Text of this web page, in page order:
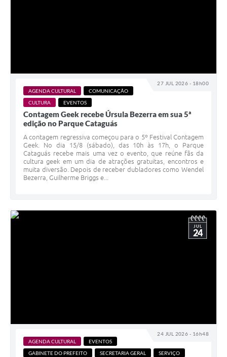
27 JUL 2026 - 18h00
AGENDA CULTURAL
COMUNICAÇÃO
CULTURA
EVENTOS
Contagem Geek recebe Úrsula Bezerra em sua 5ª
edição no Parque Cataguás
A contagem regressiva começou para o 5º Festival Contagem
Geek. No dia 15/8 (sábado), das 10h às 17h, o Parque
Cataguás recebe mais uma vez o evento, que reúne fãs da
cultura geek em um dia de atrações gratuitas, encontros e
muita diversão. Depois de receber dubladores como Wendel
Bezerra, Guilherme Briggs e...
24 JUL 2026 - 16h48
JUL
24
AGENDA CULTURAL
EVENTOS
GABINETE DO PREFEITO
SECRETARIA GERAL SERVIÇO